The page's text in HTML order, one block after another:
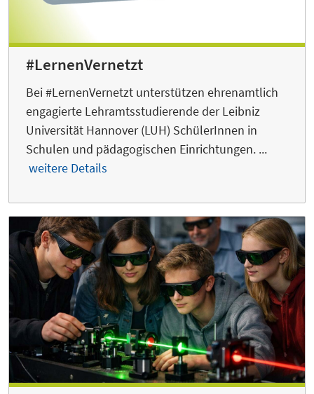
#LernenVernetzt
Bei #LernenVernetzt unterstützen ehrenamtlich
engagierte Lehramtsstudierende der Leibniz
Universität Hannover (LUH) SchülerInnen in
Schulen und pädagogischen Einrichtungen. ...
weitere Details